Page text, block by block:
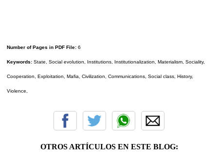
Number of Pages in PDF File: 6
Keywords: State, Social evolution, Institutions, Institutionalization, Materialism, Sociality,
Cooperation, Exploitation, Mafia, Civilization, Communications, Social class, History,
Violence,
OTROS ARTÍCULOS EN ESTE BLOG: